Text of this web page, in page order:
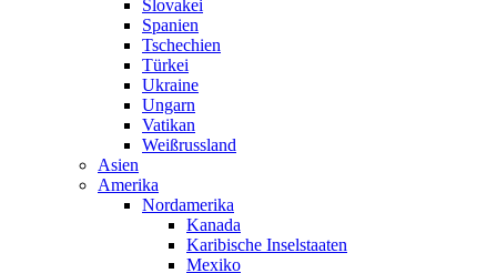
Slovakei
Spanien
Tschechien
Türkei
Ukraine
Ungarn
Vatikan
Weißrussland
Asien
Amerika
Nordamerika
Kanada
Karibische Inselstaaten
Mexiko